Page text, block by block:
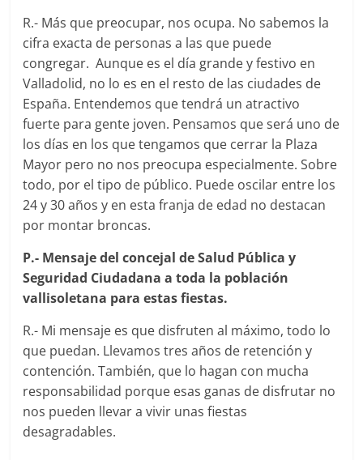
R.- Más que preocupar, nos ocupa. No sabemos la
cifra exacta de personas a las que puede
congregar. Aunque es el día grande y festivo en
Valladolid, no lo es en el resto de las ciudades de
España. Entendemos que tendrá un atractivo
fuerte para gente joven. Pensamos que será uno de
los días en los que tengamos que cerrar la Plaza
Mayor pero no nos preocupa especialmente. Sobre
todo, por el tipo de público. Puede oscilar entre los
24 y 30 años y en esta franja de edad no destacan
por montar broncas.
P.- Mensaje del concejal de Salud Pública y
Seguridad Ciudadana a toda la población
vallisoletana para estas fiestas.
R.- Mi mensaje es que disfruten al máximo, todo lo
que puedan. Llevamos tres años de retención y
contención. También, que lo hagan con mucha
responsabilidad porque esas ganas de disfrutar no
nos pueden llevar a vivir unas fiestas
desagradables.